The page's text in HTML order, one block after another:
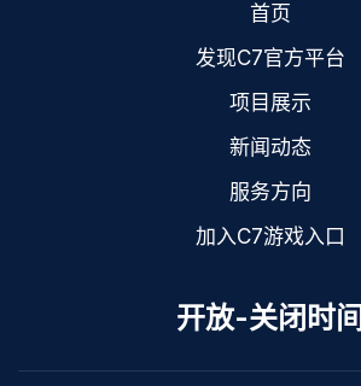
首页
发现C7官方平台
项目展示
新闻动态
服务方向
加入C7游戏入口
开放-关闭时间